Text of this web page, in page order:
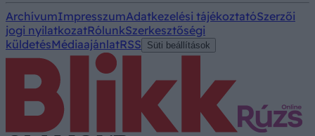
ArchívumImpresszumAdatkezelési tájékoztatóSzerzői
jogi nyilatkozatRólunkSzerkesztőségi
küldetésMédiaajánlatRSS Süti beállítások